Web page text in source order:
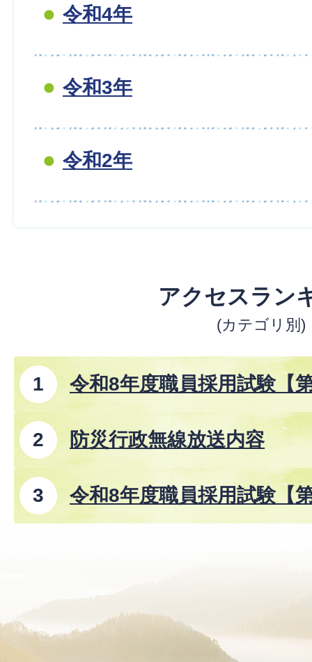
令和4年
令和3年
令和2年
アクセスラン
(カテゴリ別)
令和8年度職員採用試験【
防災行政無線放送内容
令和8年度職員採用試験【